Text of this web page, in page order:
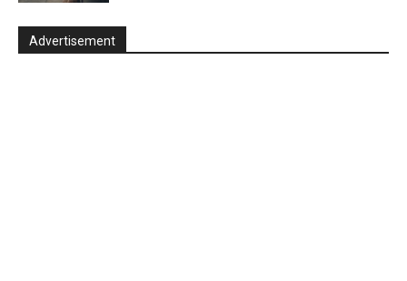
Advertisement